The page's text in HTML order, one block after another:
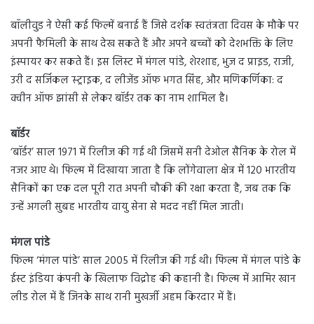
बॉलीवुड ने ऐसी कई फिल्में बनाई हैं जिसे दर्शक स्वतंत्रता दिवस के मौके पर
अपनी फैमिली के साथ देख सकते हैं और अपने बच्चों को देशभक्ति के लिए
इंस्पायर कर सकते हैं। इस लिस्ट में मंगल पांडे, शेरशाह, भुज द प्राइड, राजी,
उरी द सर्जिकल स्ट्राइक, द लीजेंड ऑफ भगत सिंह, और मणिकर्णिका: द
क्वीन ऑफ झांसी से लेकर बॉर्डर तक का नाम शामिल है।
बॉर्डर
‘बॉर्डर’ साल 1971 में रिलीज की गई थी जिसमें सनी देओल सैनिक के रोल में
नजर आए थे। फिल्म में दिखाया जाता है कि लोंगेवाला क्षेत्र में 120 भारतीय
सैनिकों का एक दल पूरी रात अपनी चौकी की रक्षा करता है, जब तक कि
उन्हें अगली सुबह भारतीय वायु सेना से मदद नहीं मिल जाती।
मंगल पांडे
फिल्म ‘मंगल पांडे’ साल 2005 में रिलीज की गई थी। फिल्म में मंगल पांडे के
ईस्ट इंडिया कंपनी के खिलाफ विद्रोह की कहानी है। फिल्म में आमिर खान
लीड रोल में हैं जिनके साथ रानी मुखर्जी अहम किरदार में हैं।